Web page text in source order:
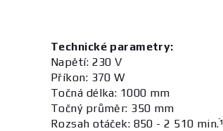
Technické parametry:
Napětí: 230 V
Příkon: 370 W
Točná délka: 1000 mm
Točný průměr: 350 mm
Rozsah otáček: 850 - 2 510 min.ֿ¹